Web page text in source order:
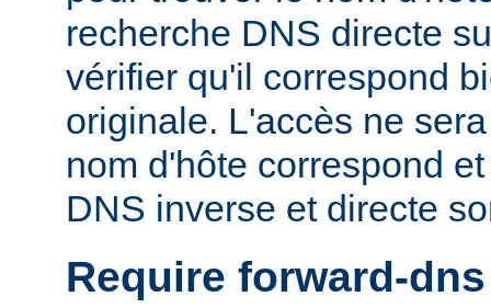
recherche DNS directe
vérifier qu'il correspond
originale. L'accès ne
nom d'hôte correspond
DNS inverse et directe
Require forward-dns